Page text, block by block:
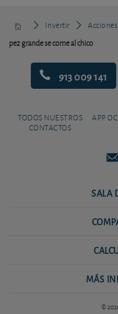
Invertir Acciones
pez grande se come al chico
913 009 141
TODOS NUESTROS
CONTACTOS
APP
SALA
MÁS
©